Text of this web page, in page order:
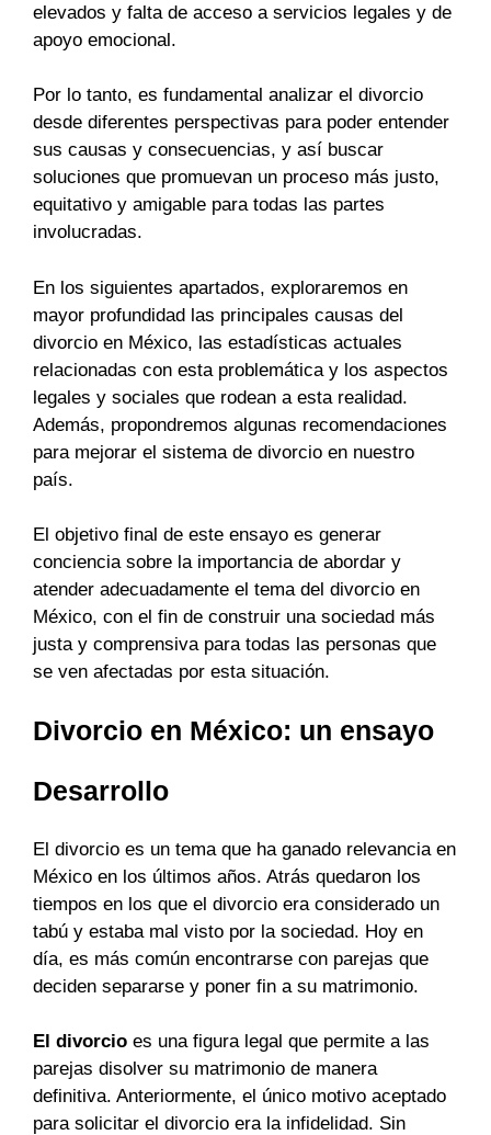
elevados y falta de acceso a servicios legales y de
apoyo emocional.
Por lo tanto, es fundamental analizar el divorcio
desde diferentes perspectivas para poder entender
sus causas y consecuencias, y así buscar
soluciones que promuevan un proceso más justo,
equitativo y amigable para todas las partes
involucradas.
En los siguientes apartados, exploraremos en
mayor profundidad las principales causas del
divorcio en México, las estadísticas actuales
relacionadas con esta problemática y los aspectos
legales y sociales que rodean a esta realidad.
Además, propondremos algunas recomendaciones
para mejorar el sistema de divorcio en nuestro
país.
El objetivo final de este ensayo es generar
conciencia sobre la importancia de abordar y
atender adecuadamente el tema del divorcio en
México, con el fin de construir una sociedad más
justa y comprensiva para todas las personas que
se ven afectadas por esta situación.
Divorcio en México: un ensayo
Desarrollo
El divorcio es un tema que ha ganado relevancia en
México en los últimos años. Atrás quedaron los
tiempos en los que el divorcio era considerado un
tabú y estaba mal visto por la sociedad. Hoy en
día, es más común encontrarse con parejas que
deciden separarse y poner fin a su matrimonio.
El divorcio es una figura legal que permite a las
parejas disolver su matrimonio de manera
definitiva. Anteriormente, el único motivo aceptado
para solicitar el divorcio era la infidelidad. Sin